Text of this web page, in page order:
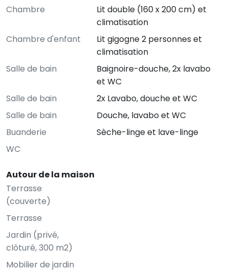
Chambre
Lit double (160 x 200 cm) et
climatisation
Chambre d'enfant
Lit gigogne 2 personnes et
climatisation
Salle de bain
Baignoire-douche, 2x lavabo
et WC
Salle de bain
2x Lavabo, douche et WC
Salle de bain
Douche, lavabo et WC
Buanderie
Sèche-linge et lave-linge
WC
Autour de la maison
Terrasse
(couverte)
Terrasse
Jardin (privé,
clôturé, 300 m2)
Mobilier de jardin